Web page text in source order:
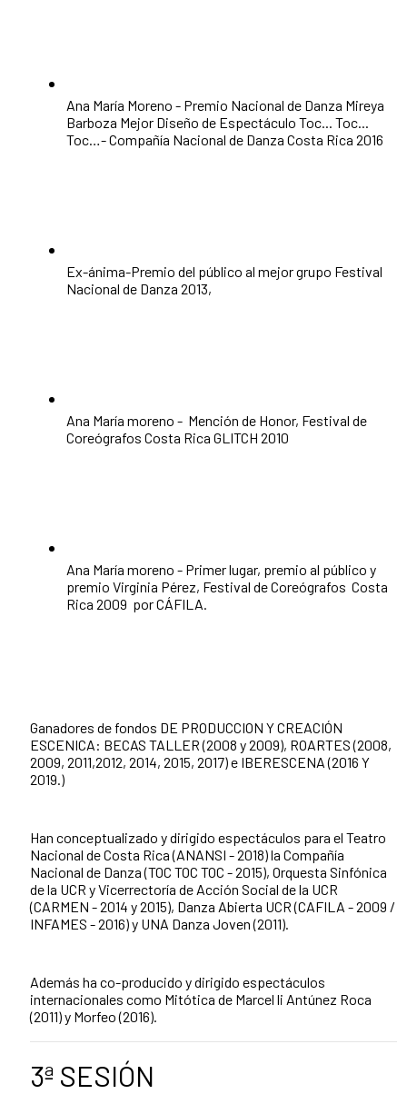
Ana María Moreno - Premio Nacional de Danza Mireya
Barboza Mejor Diseño de Espectáculo Toc... Toc...
Toc…- Compañía Nacional de Danza Costa Rica 2016
Ex-ánima-Premio del público al mejor grupo Festival
Nacional de Danza 2013,
Ana María moreno - Mención de Honor, Festival de
Coreógrafos Costa Rica GLITCH 2010
Ana María moreno - Primer lugar, premio al público y
premio Virginia Pérez, Festival de Coreógrafos Costa
Rica 2009 por CÁFILA.
Ganadores de fondos DE PRODUCCION Y CREACIÓN
ESCENICA: BECAS TALLER (2008 y 2009), ROARTES (2008,
2009, 2011,2012, 2014, 2015, 2017) e IBERESCENA (2016 Y
2019.)
Han conceptualizado y dirigido espectáculos para el Teatro
Nacional de Costa Rica (ANANSI - 2018) la Compañía
Nacional de Danza (TOC TOC TOC - 2015), Orquesta Sinfónica
de la UCR y Vicerrectoría de Acción Social de la UCR
(CARMEN - 2014 y 2015), Danza Abierta UCR (CAFILA - 2009 /
INFAMES - 2016) y UNA Danza Joven (2011).
Además ha co-producido y dirigido espectáculos
internacionales como Mitótica de Marcel li Antúnez Roca
(2011) y Morfeo (2016).
3ª SESIÓN